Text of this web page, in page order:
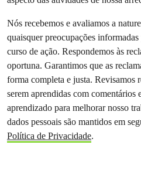
Nós recebemos e avaliamos a
quaisquer preocupações
curso de ação. Respondemos às
oportuna. Garantimos que as
forma completa e justa. Revisamos
serem aprendidas com comentários
aprendizado para melhorar nosso
dados pessoais são mantidos em
Política de Privacidade.